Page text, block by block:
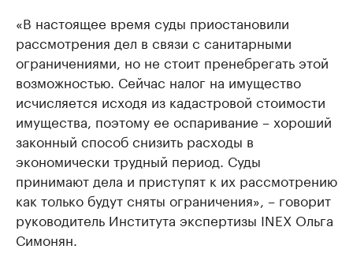
«В настоящее время суды приостановили
рассмотрения дел в связи с санитарными
ограничениями, но не стоит пренебрегать этой
возможностью. Сейчас налог на имущество
исчисляется исходя из кадастровой стоимости
имущества, поэтому ее оспаривание – хороший
законный способ снизить расходы в
экономически трудный период. Суды
принимают дела и приступят к их рассмотрению
как только будут сняты ограничения», – говорит
руководитель Института экспертизы INEX Ольга
Симонян.